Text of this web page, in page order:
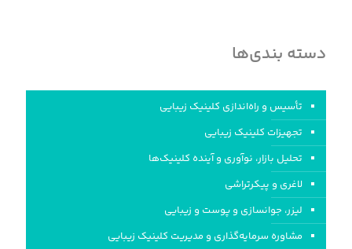
دسته بندی‌ها
تأسیس و راه‌اندازی کلینیک‌ زیبایی
تجهیزات کلینیک زیبایی
تحلیل بازار، نوآوری و آینده کلینیک‌ها
لاغری و پیکرتراشی
لیزر، جوانسازی و پوست و زیبایی
مشاوره سرمایه‌گذاری و مدیریت کلینیک زیبایی